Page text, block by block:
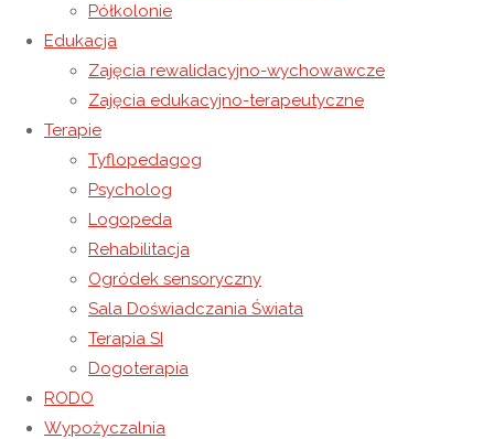
Półkolonie
Edukacja
Zajęcia rewalidacyjno-wychowawcze
Zajęcia edukacyjno-terapeutyczne
Terapie
Tyflopedagog
Psycholog
Logopeda
Rehabilitacja
Ogródek sensoryczny
Sala Doświadczania Świata
Terapia SI
Dogoterapia
RODO
Wypożyczalnia
rodziców informacje o dostępnych materiałach i możliwych